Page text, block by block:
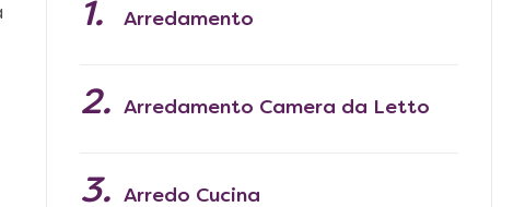
Arredamento
Arredamento Camera da Letto
Arredo Cucina